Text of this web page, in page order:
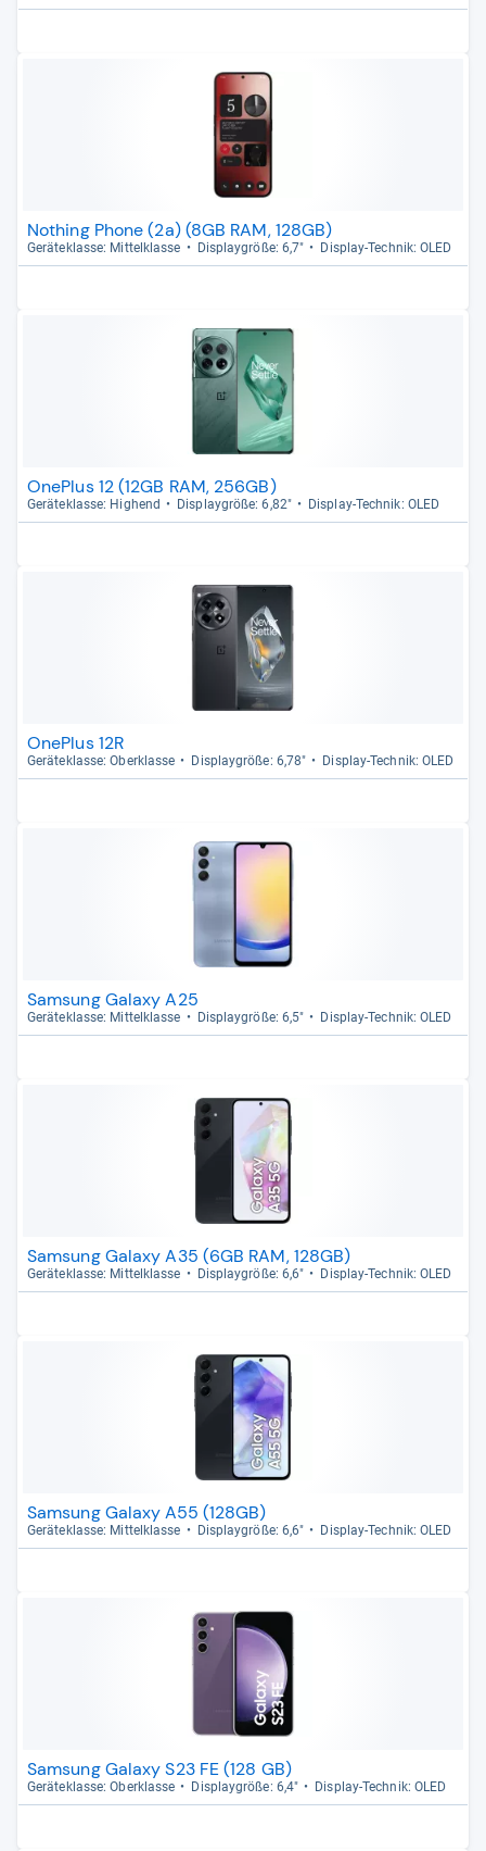
Nothing Phone (2a) (8GB RAM, 128GB)
Gerä­te­klasse: Mit­tel­klasse Dis­play­größe: 6,7" Dis­play-​Tech­nik: OLED
OnePlus 12 (12GB RAM, 256GB)
Gerä­te­klasse: Hig­hend Dis­play­größe: 6,82" Dis­play-​Tech­nik: OLED
OnePlus 12R
Gerä­te­klasse: Ober­klasse Dis­play­größe: 6,78" Dis­play-​Tech­nik: OLED
Samsung Galaxy A25
Gerä­te­klasse: Mit­tel­klasse Dis­play­größe: 6,5" Dis­play-​Tech­nik: OLED
Samsung Galaxy A35 (6GB RAM, 128GB)
Gerä­te­klasse: Mit­tel­klasse Dis­play­größe: 6,6" Dis­play-​Tech­nik: OLED
Samsung Galaxy A55 (128GB)
Gerä­te­klasse: Mit­tel­klasse Dis­play­größe: 6,6" Dis­play-​Tech­nik: OLED
Samsung Galaxy S23 FE (128 GB)
Gerä­te­klasse: Ober­klasse Dis­play­größe: 6,4" Dis­play-​Tech­nik: OLED